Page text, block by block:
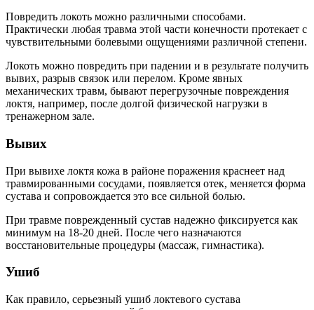
Повредить локоть можно различными способами.
Практически любая травма этой части конечности протекает с
чувствительными болевыми ощущениями различной степени.
Локоть можно повредить при падении и в результате получить
вывих, разрыв связок или перелом. Кроме явных
механических травм, бывают перегрузочные повреждения
локтя, например, после долгой физической нагрузки в
тренажерном зале.
Вывих
При вывихе локтя кожа в районе поражения краснеет над
травмированными сосудами, появляется отек, меняется форма
сустава и сопровождается это все сильной болью.
При травме поврежденный сустав надежно фиксируется как
минимум на 18-20 дней. После чего назначаются
восстановительные процедуры (массаж, гимнастика).
Ушиб
Как правило, серьезный ушиб локтевого сустава